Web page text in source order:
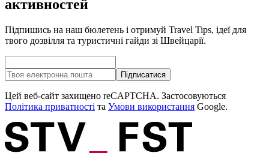
активностей
Підпишись на наш бюлетень і отримуй Travel Tips, ідеї для
твого дозвілля та туристичні гайди зі Швейцарії.
Підписатися
Цей веб-сайт захищено reCAPTCHA. Застосовуються
Політика приватності та Умови використання Google.